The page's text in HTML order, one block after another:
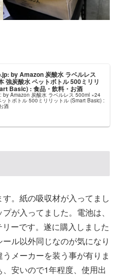
by Amazon 炭酸水 ラベルレス
強炭酸水 ペットボトル 500ミリリ
Basic) : 食品・飲料・お酒
by Amazon 炭酸水 ラベルレス 500ml ×24
トボトル 500ミリリットル (Smart Basic) :
酒
。紙の吸収材が入ってまし
が入ってました。電池は、
ーです。遂に購入しました
ル以外同じなのが気になり
メーカーを装う事が有りま
安いので1年程度、使用出